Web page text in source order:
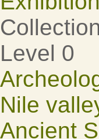
Level 0
Nile
Ancient